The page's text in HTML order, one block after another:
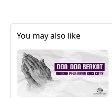
You may also like